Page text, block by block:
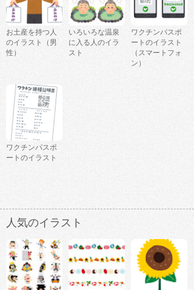
お土産を持つ人
のイラスト（男
性）
いろいろな温泉
に入る人のイラ
スト
ワクチンパスポ
ートのイラスト
（スマートフォ
ン）
ワクチンパスポ
ートのイラスト
人気のイラスト